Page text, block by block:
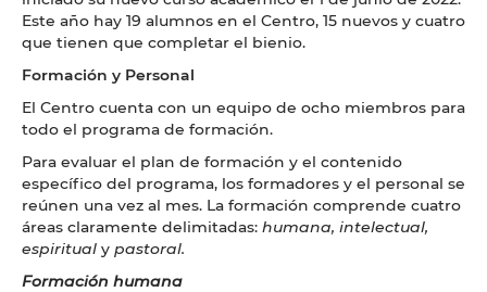
Este año hay 19 alumnos en el Centro, 15 nuevos y cuatro
que tienen que completar el bienio.
Formación y Personal
El Centro cuenta con un equipo de ocho miembros para
todo el programa de formación.
Para evaluar el plan de formación y el contenido
específico del programa, los formadores y el personal se
reúnen una vez al mes. La formación comprende cuatro
áreas claramente delimitadas: humana, intelectual,
espiritual y pastoral.
Formación humana